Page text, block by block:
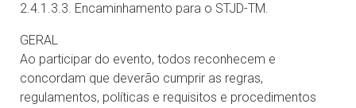
2.4.1.3.3. Encaminhamento para o STJD-TM.
GERAL
Ao participar do evento, todos reconhecem e
concordam que deverão cumprir as regras,
regulamentos, políticas e requisitos e procedimentos